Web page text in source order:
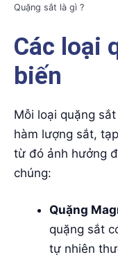
Quặng sắt là gì ?
Các loại
biến
Mỗi loại quặng
hàm lượng sắt,
từ đó ảnh hưởng
chúng:
Quặng
quặng sắt
tự nhiên